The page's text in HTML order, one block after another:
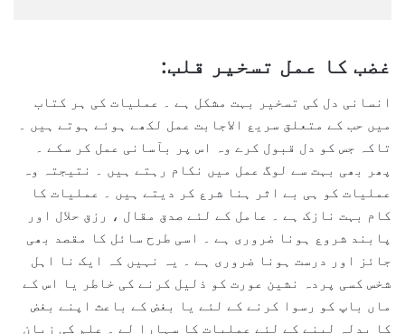
غضب کا عمل تسخیر قلب:
انسانی دل کی تسخیر بہت مشکل ہے ۔ عملیات کی ہر کتاب
میں حب کے متعلق سریع الاجابت عمل لکھے ہوئے ہوتے ہیں ۔
تاکہ جس کو دل قبول کرے وہ اس پر بآسانی عمل کر سکے ۔
پھر بھی بہت سے لوگ عمل میں نکام رہتے ہیں ۔ نتیجتہ وہ
عملیات کو ہی بے اثر ہنا شرع کر دیتے ہیں ۔ عملیات کا
کام بہت نازک ہے ۔ عامل کے لئے صدق مقال ، رزق حلال اور
پابند شروع ہونا ضروری ہے ۔ اسی طرح سائل کا مقصد بھی
جائز اور درست ہونا ضروری ہے ۔ یہ نہیں کہ ایک نا اہل
شخس کسی پردہ نشین عورت کو ذلیل کرنے کی خاطر یا اس کے
ماں باپ کو رسوا کرنے کے لئے یا بغض کے باعث اپنے بغض
کا بدلہ لینے کے لئے عملیات کا سہارا لے ۔ علم کی زبان